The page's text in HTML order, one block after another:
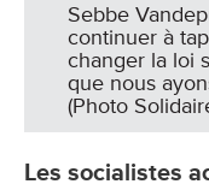
Sebbe
continuer à
changer la loi
que nous
(Photo
Les socialistes